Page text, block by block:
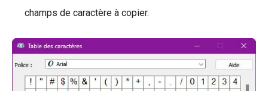
champs de caractère à copier.